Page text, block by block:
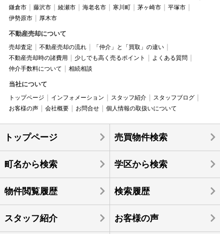
鎌倉市
藤沢市 綾瀬市 海老名市 寒川町 茅ヶ崎市
平塚市
伊勢原市
厚木市
不動産売却について
売却査定 不動産売却の流れ
「仲介」と「買取」の違い
不動産売却時の諸費用
少しでも高く売るポイント
よくある質問
仲介手数料について
相続相談
当社について
トップページ インフォメーション スタッフ紹介
スタッフブログ
お客様の声
会社概要 お問合せ 個人情報の取扱いについて
トップページ 売買物件検索
町名から検索 学区から検索
物件閲覧履歴 検索履歴
スタッフ紹介 お客様の声